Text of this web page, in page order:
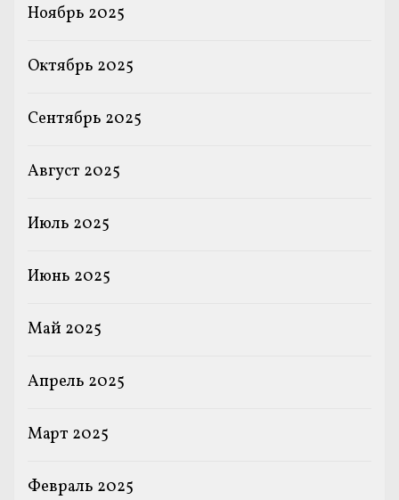
Ноябрь 2025
Октябрь 2025
Сентябрь 2025
Август 2025
Июль 2025
Июнь 2025
Май 2025
Апрель 2025
Март 2025
Февраль 2025